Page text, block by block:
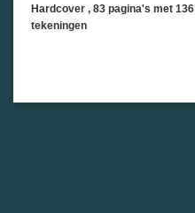
Hardcover , 83 pagina's met 136
tekeningen